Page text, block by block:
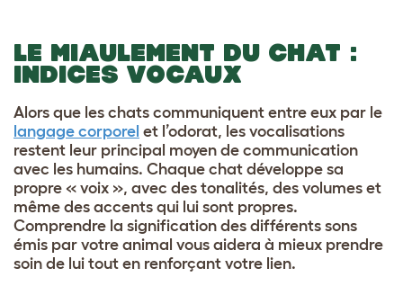
LE MIAULEMENT DU CHAT :
INDICES VOCAUX
Alors que les chats communiquent entre eux par le
langage corporel et l’odorat, les vocalisations
restent leur principal moyen de communication
avec les humains. Chaque chat développe sa
propre « voix », avec des tonalités, des volumes et
même des accents qui lui sont propres.
Comprendre la signification des différents sons
émis par votre animal vous aidera à mieux prendre
soin de lui tout en renforçant votre lien.